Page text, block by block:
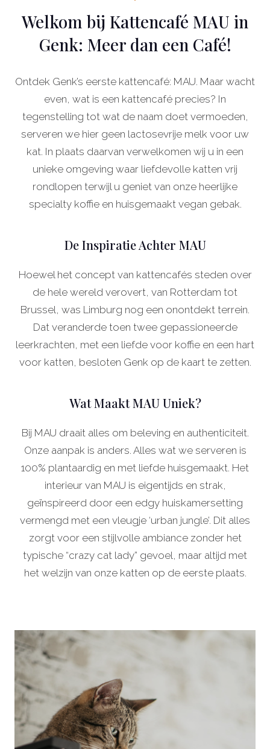
Welkom bij Kattencafé MAU in
Genk: Meer dan een Café!
Ontdek Genk’s eerste kattencafé: MAU. Maar wacht
even, wat is een kattencafé precies? In
tegenstelling tot wat de naam doet vermoeden,
serveren we hier geen lactosevrije melk voor uw
kat. In plaats daarvan verwelkomen wij u in een
unieke omgeving waar liefdevolle katten vrij
rondlopen terwijl u geniet van onze heerlijke
specialty koffie en huisgemaakt vegan gebak.
De Inspiratie Achter MAU
Hoewel het concept van kattencafés steden over
de hele wereld verovert, van Rotterdam tot
Brussel, was Limburg nog een onontdekt terrein.
Dat veranderde toen twee gepassioneerde
leerkrachten, met een liefde voor koffie en een hart
voor katten, besloten Genk op de kaart te zetten.
Wat Maakt MAU Uniek?
Bij MAU draait alles om beleving en authenticiteit.
Onze aanpak is anders. Alles wat we serveren is
100% plantaardig en met liefde huisgemaakt. Het
interieur van MAU is eigentijds en strak,
geïnspireerd door een edgy huiskamersetting
vermengd met een vleugje ‘urban jungle’. Dit alles
zorgt voor een stijlvolle ambiance zonder het
typische “crazy cat lady” gevoel, maar altijd met
het welzijn van onze katten op de eerste plaats.